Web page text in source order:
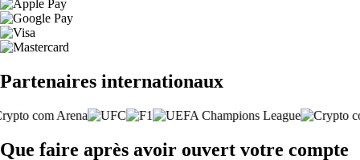
Partenaires internationaux
Que faire après avoir ouvert votre compte